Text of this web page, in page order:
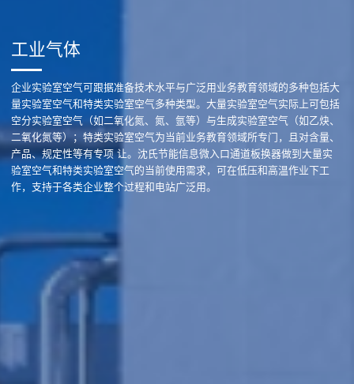
工业气体
企业实验室空气可跟据准备技术水平与广泛用业务教育领域的多种包括大
量实验室空气和特类实验室空气多种类型。大量实验室空气实际上可包括
空分实验室空气（如二氧化氮、氮、氩等）与生成实验室空气（如乙炔、
二氧化氮等）；特类实验室空气为当前业务教育领域所专门，且对含量、
产品、规定性等有专项 让。沈氏节能信息微入口通道板换器做到大量实
验室空气和特类实验室空气的当前使用需求，可在低压和高温作业下工
作，支持于各类企业整个过程和电站广泛用。